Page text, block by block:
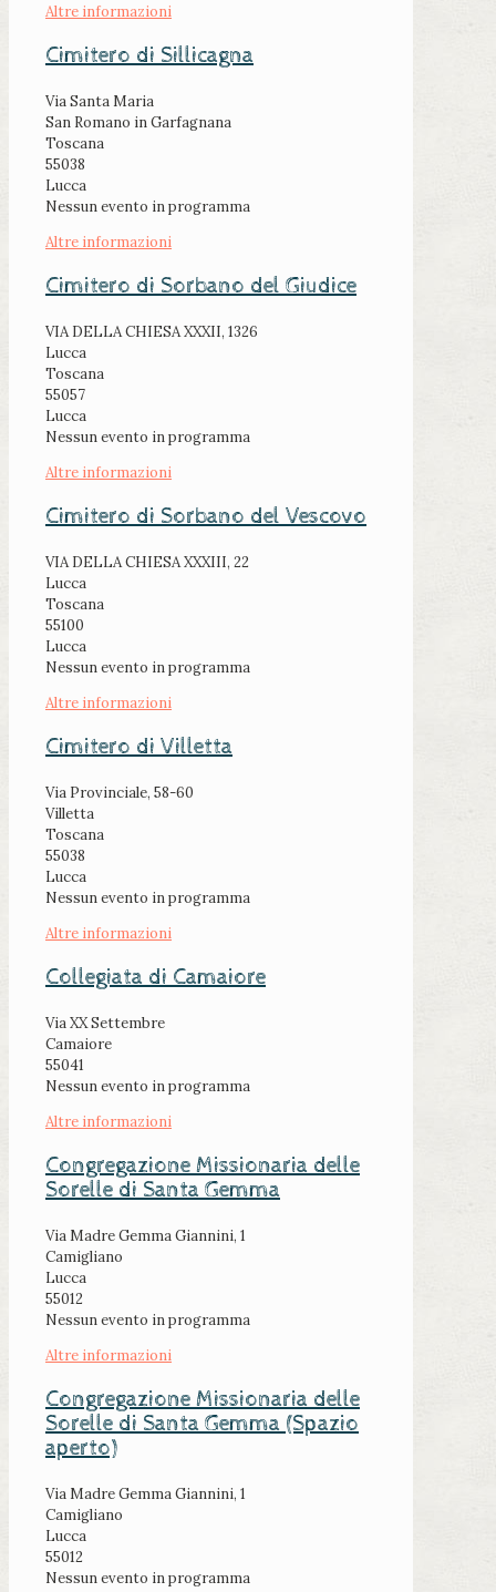
Altre informazioni
Cimitero di Sillicagna
Via Santa Maria
San Romano in Garfagnana
Toscana
55038
Lucca
Nessun evento in programma
Altre informazioni
Cimitero di Sorbano del Giudice
VIA DELLA CHIESA XXXII, 1326
Lucca
Toscana
55057
Lucca
Nessun evento in programma
Altre informazioni
Cimitero di Sorbano del Vescovo
VIA DELLA CHIESA XXXIII, 22
Lucca
Toscana
55100
Lucca
Nessun evento in programma
Altre informazioni
Cimitero di Villetta
Via Provinciale, 58-60
Villetta
Toscana
55038
Lucca
Nessun evento in programma
Altre informazioni
Collegiata di Camaiore
Via XX Settembre
Camaiore
55041
Nessun evento in programma
Altre informazioni
Congregazione Missionaria delle
Sorelle di Santa Gemma
Via Madre Gemma Giannini, 1
Camigliano
Lucca
55012
Nessun evento in programma
Altre informazioni
Congregazione Missionaria delle
Sorelle di Santa Gemma (Spazio
aperto)
Via Madre Gemma Giannini, 1
Camigliano
Lucca
55012
Nessun evento in programma